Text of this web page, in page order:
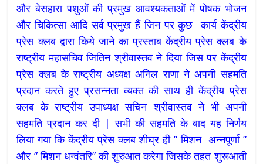
और बेसहारा पशुओं की प्रमुख आवश्यकताओं में पोषक भोजन
और चिकित्सा आदि सर्व प्रमुख हैं जिन पर कुछ कार्य केंद्रीय
प्रेस क्लब द्वारा किये जाने का प्रस्ताब केंद्रीय प्रेस क्लब के
राष्ट्रीय महासचिव जितिन श्रीवास्तव ने दिया जिस पर केंद्रीय
प्रेस क्लब के राष्ट्रीय अध्यक्ष अनिल राणा ने अपनी सहमति
प्रदान करते हुए प्रसन्नता व्यक्त की साथ ही केंद्रीय प्रेस
क्लब के राष्ट्रीय उपाध्यक्ष सचिन श्रीवास्तव ने भी अपनी
सहमति प्रदान कर दी | सभी की सहमति के बाद यह निर्णय
लिया गया कि केंद्रीय प्रेस क्लब शीघ्र ही ” मिशन अन्नपूर्णा ”
और ” मिशन धन्वंतरि” की शुरुआत करेगा जिसके तहत शुरूआती